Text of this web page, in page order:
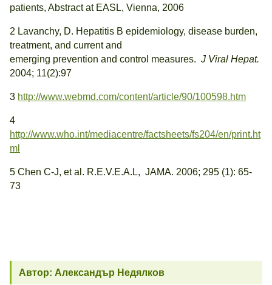
patients, Abstract at EASL, Vienna, 2006
2 Lavanchy, D. Hepatitis B epidemiology, disease burden,
treatment, and current and
emerging prevention and control measures. J Viral Hepat.
2004; 11(2):97
3 http://www.webmd.com/content/article/90/100598.htm
4
http://www.who.int/mediacentre/factsheets/fs204/en/print.ht
ml
5 Chen C-J, et al. R.E.V.E.A.L, JAMA. 2006; 295 (1): 65-
73
Автор: Александър Недялков